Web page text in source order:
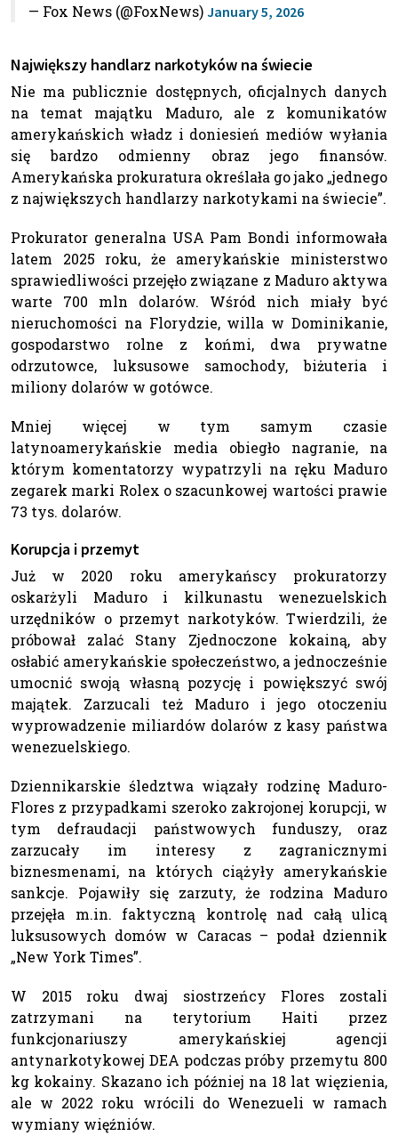
— Fox News (@FoxNews) January 5, 2026
Największy handlarz narkotyków na świecie
Nie ma publicznie dostępnych, oficjalnych danych
na temat majątku Maduro, ale z komunikatów
amerykańskich władz i doniesień mediów wyłania
się bardzo odmienny obraz jego finansów.
Amerykańska prokuratura określała go jako „jednego
z największych handlarzy narkotykami na świecie”.
Prokurator generalna USA Pam Bondi informowała
latem 2025 roku, że amerykańskie ministerstwo
sprawiedliwości przejęło związane z Maduro aktywa
warte 700 mln dolarów. Wśród nich miały być
nieruchomości na Florydzie, willa w Dominikanie,
gospodarstwo rolne z końmi, dwa prywatne
odrzutowce, luksusowe samochody, biżuteria i
miliony dolarów w gotówce.
Mniej więcej w tym samym czasie
latynoamerykańskie media obiegło nagranie, na
którym komentatorzy wypatrzyli na ręku Maduro
zegarek marki Rolex o szacunkowej wartości prawie
73 tys. dolarów.
Korupcja i przemyt
Już w 2020 roku amerykańscy prokuratorzy
oskarżyli Maduro i kilkunastu wenezuelskich
urzędników o przemyt narkotyków. Twierdzili, że
próbował zalać Stany Zjednoczone kokainą, aby
osłabić amerykańskie społeczeństwo, a jednocześnie
umocnić swoją własną pozycję i powiększyć swój
majątek. Zarzucali też Maduro i jego otoczeniu
wyprowadzenie miliardów dolarów z kasy państwa
wenezuelskiego.
Dziennikarskie śledztwa wiązały rodzinę Maduro-
Flores z przypadkami szeroko zakrojonej korupcji, w
tym defraudacji państwowych funduszy, oraz
zarzucały im interesy z zagranicznymi
biznesmenami, na których ciążyły amerykańskie
sankcje. Pojawiły się zarzuty, że rodzina Maduro
przejęła m.in. faktyczną kontrolę nad całą ulicą
luksusowych domów w Caracas – podał dziennik
„New York Times”.
W 2015 roku dwaj siostrzeńcy Flores zostali
zatrzymani na terytorium Haiti przez
funkcjonariuszy amerykańskiej agencji
antynarkotykowej DEA podczas próby przemytu 800
kg kokainy. Skazano ich później na 18 lat więzienia,
ale w 2022 roku wrócili do Wenezueli w ramach
wymiany więźniów.